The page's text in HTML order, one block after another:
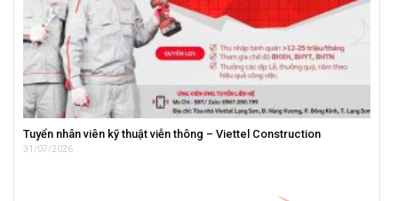
Tuyển nhân viên kỹ thuật viễn thông – Viettel Construction
31/07/2026